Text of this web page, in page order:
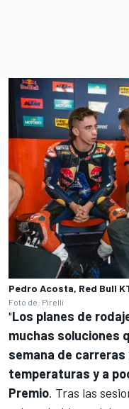
Pedro Acosta, Red Bull
Foto de: Pirelli
"Los planes de
muchas soluciones
semana de
temperaturas y a
Premio. Tras las